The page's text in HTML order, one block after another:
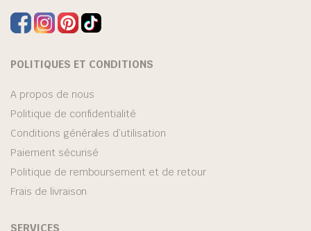
POLITIQUES ET CONDITIONS
A propos de nous
Politique de confidentialité
Conditions générales d’utilisation
Paiement sécurisé
Politique de remboursement et de retour
Frais de livraison
SERVICES